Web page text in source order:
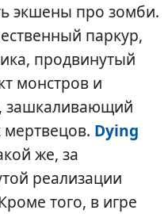
экшены про зомби.
паркур,
продвинутый
монстров и
зашкаливающий
мертвецов. Dying
же, за
реализации
того, в игре